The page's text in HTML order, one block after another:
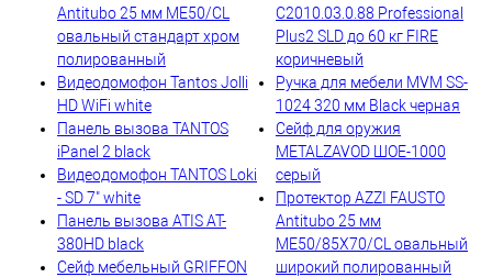
Antitubo 25 мм ME50/CL
овальный стандарт хром
полированный
Видеодомофон Tantos Jolli
HD WiFi white
Панель вызова TANTOS
iPanel 2 black
Видеодомофон TANTOS Loki
- SD 7" white
Панель вызова ATIS AT-
380HD black
Сейф мебельный GRIFFON
C2010.03.0.88 Professional
Plus2 SLD до 60 кг FIRE
коричневый
Ручка для мебели MVM SS-
1024 320 мм Black черная
Сейф для оружия
METALZAVOD ШОЕ-1000
серый
Протектор AZZI FAUSTO
Antitubo 25 мм
ME50/85X70/CL овальный
широкий полированный